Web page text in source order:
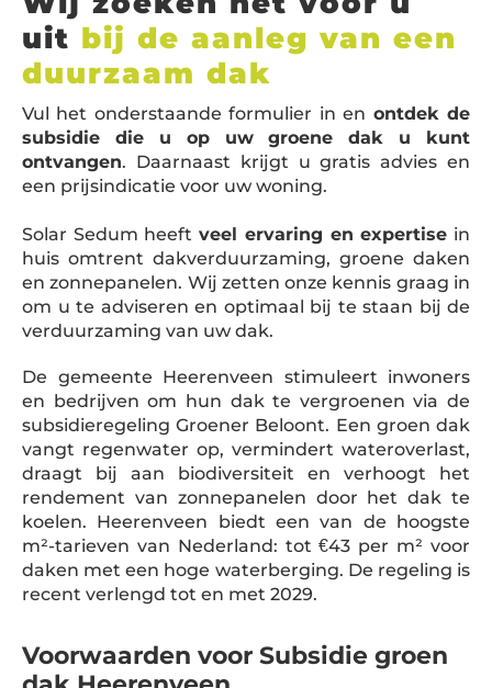
uit bij de aanleg van een
duurzaam dak
Vul het onderstaande formulier in en ontdek de
subsidie die u op uw groene dak u kunt
ontvangen. Daarnaast krijgt u gratis advies en
een prijsindicatie voor uw woning.
Solar Sedum heeftveel ervaring en expertise in
huis omtrent dakverduurzaming, groene daken
en zonnepanelen. Wij zetten onze kennis graag in
om u te adviseren en optimaal bij te staan bij de
verduurzaming van uw dak.
De gemeente Heerenveen stimuleert inwoners
en bedrijven om hun dak te vergroenen via de
subsidieregeling Groener Beloont. Een groen dak
vangt regenwater op, vermindert wateroverlast,
draagt bij aan biodiversiteit en verhoogt het
rendement van zonnepanelen door het dak te
koelen. Heerenveen biedt een van de hoogste
m²-tarieven van Nederland: tot €43 per m² voor
daken met een hoge waterberging. De regeling is
recent verlengd tot en met 2029.
Voorwaarden voor Subsidie groen